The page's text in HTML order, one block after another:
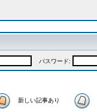
パスワード:
新しい記事あり